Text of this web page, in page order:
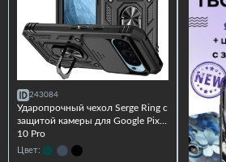
243084
Ударопрочный чехол Serge Ring с
защитой камеры для Google Pixel
10 Pro
Цвет: